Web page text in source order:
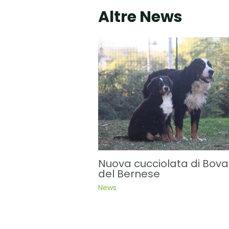
Altre News
Nuova cucciolata di
del Bernese
News